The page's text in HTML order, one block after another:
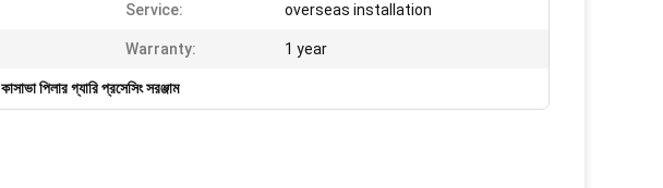
Service: overseas installation
Warranty: 1 year
কাসাভা পিলার গ্যারি প্রসেসিং সরঞ্জাম